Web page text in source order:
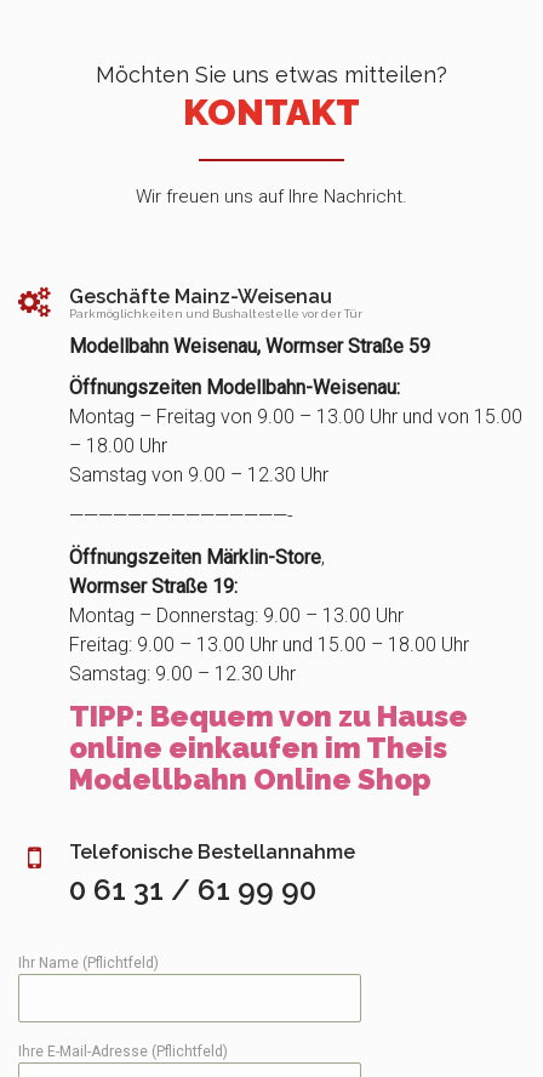
Möchten Sie uns etwas mitteilen?
KONTAKT
Wir freuen uns auf Ihre Nachricht.
Geschäfte Mainz-Weisenau
Parkmöglichkeiten und Bushaltestelle vor der Tür
Modellbahn Weisenau, Wormser Straße 59
Öffnungszeiten Modellbahn-Weisenau:
Montag – Freitag von 9.00 – 13.00 Uhr und von 15.00
– 18.00 Uhr
Samstag von 9.00 – 12.30 Uhr
———————————————-
Öffnungszeiten Märklin-Store,
Wormser Straße 19:
Montag – Donnerstag: 9.00 – 13.00 Uhr
Freitag: 9.00 – 13.00 Uhr und 15.00 – 18.00 Uhr
Samstag: 9.00 – 12.30 Uhr
TIPP: Bequem von zu Hause
online einkaufen im Theis
Modellbahn Online Shop
Telefonische Bestellannahme
0 61 31 / 61 99 90
Ihr Name (Pflichtfeld)
Ihre E-Mail-Adresse (Pflichtfeld)